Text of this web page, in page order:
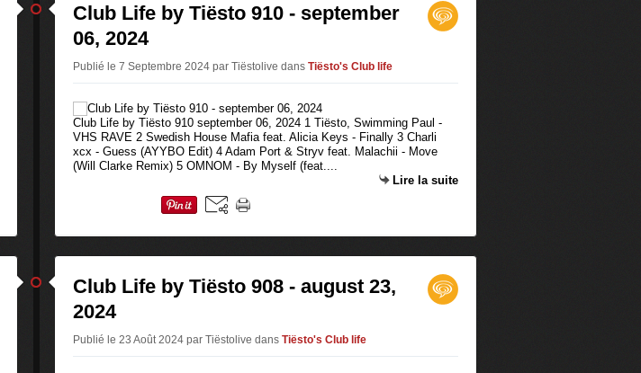
Club Life by Tiësto 910 - september
06, 2024
Publié le 7 Septembre 2024 par Tiëstolive dans Tiësto's Club life
Club Life by Tiësto 910 september 06, 2024 1 Tiësto, Swimming Paul -
VHS RAVE 2 Swedish House Mafia feat. Alicia Keys - Finally 3 Charli
xcx - Guess (AYYBO Edit) 4 Adam Port & Stryv feat. Malachii - Move
(Will Clarke Remix) 5 OMNOM - By Myself (feat....
Lire la suite
Club Life by Tiësto 908 - august 23,
2024
Publié le 23 Août 2024 par Tiëstolive dans Tiësto's Club life